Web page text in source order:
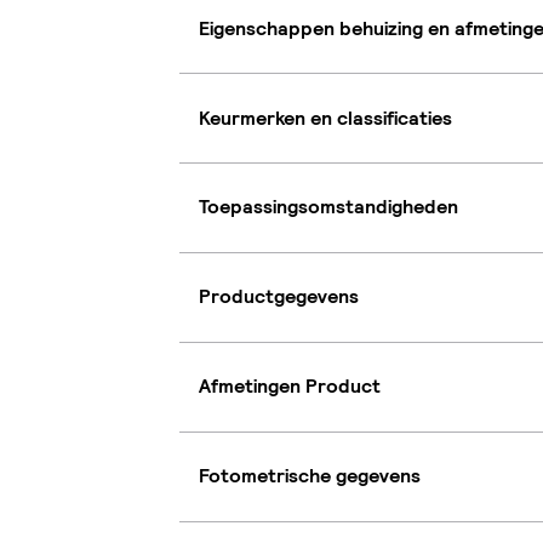
Eigenschappen behuizing en
Keurmerken en classificaties
Toepassingsomstandigheden
Productgegevens
Afmetingen Product
Fotometrische gegevens